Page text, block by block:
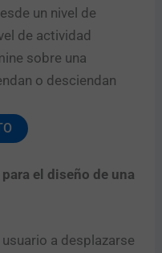
un nivel de
de actividad
sobre una
o desciendan
el diseño de una
a desplazarse